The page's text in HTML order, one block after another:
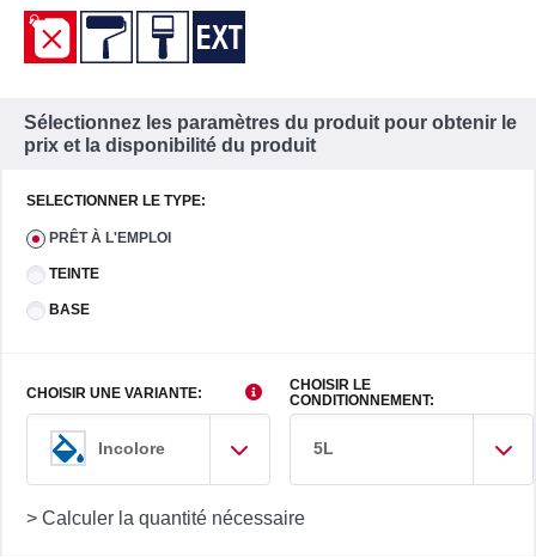
Sélectionnez les paramètres du produit pour obtenir le
prix et la disponibilité du produit
SELECTIONNER LE TYPE:
PRÊT À L'EMPLOI
TEINTE
BASE
CHOISIR UNE VARIANTE:
Incolore
CHOISIR LE
CONDITIONNEMENT:
5L
> Calculer la quantité nécessaire